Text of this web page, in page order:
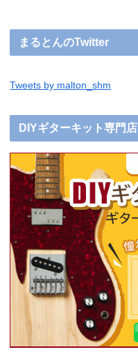
まるとんのTwitter
Tweets by malton_shm
DIYギターキット専門店